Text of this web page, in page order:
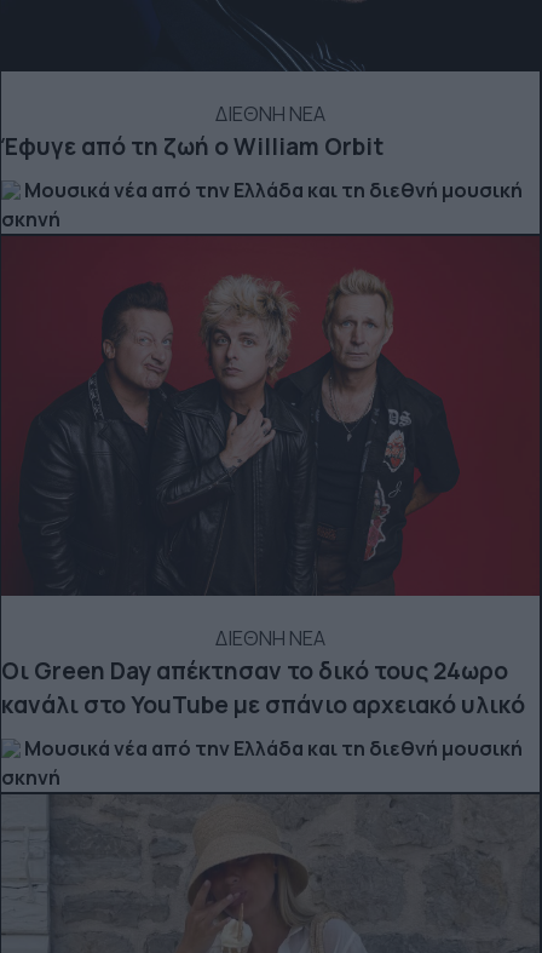
ΔΙΕΘΝΗ ΝΕΑ
Έφυγε από τη ζωή ο William Orbit
Μουσικά νέα από την Ελλάδα και τη διεθνή μουσική
σκηνή
ΔΙΕΘΝΗ ΝΕΑ
Οι Green Day απέκτησαν το δικό τους 24ωρο
κανάλι στο YouTube με σπάνιο αρχειακό υλικό
Μουσικά νέα από την Ελλάδα και τη διεθνή μουσική
σκηνή